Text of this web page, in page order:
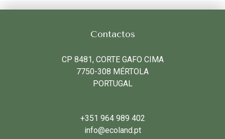
Contactos
CP 8481, CORTE GAFO CIMA
7750-308 MÉRTOLA
PORTUGAL
+351 964 989 402
info@ecoland.pt